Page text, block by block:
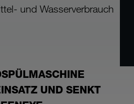
und Wasserverbrauch
UND SENKT